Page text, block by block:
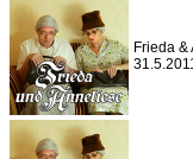
Frieda